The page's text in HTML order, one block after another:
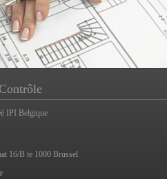
IPI Belgique
16/B te 1000 Brussel